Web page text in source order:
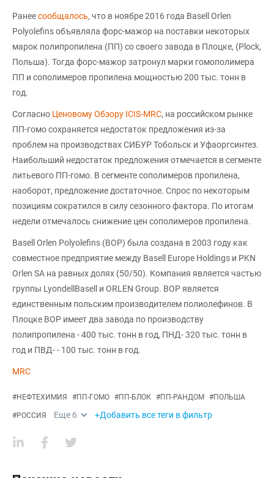
Ранеесообщалось, что в ноябре 2016 года Basell Orlen
Polyolefins объявляла форс-мажор на поставки некоторых
марок полипропилена (ПП) со своего завода в Плоцке, (Plock,
Польша). Тогда форс-мажор затронул марки гомополимера
ПП и сополимеров пропилена мощностью 200 тыс. тонн в
год.
Согласно Ценовому Обзору ICIS-MRC, на российском рынке
ПП-гомо сохраняется недостаток предложения из-за
проблем на производствах СИБУР Тобольск и Уфаоргсинтез.
Наибольший недостаток предложения отмечается в сегменте
литьевого ПП-гомо. В сегменте сополимеров пропилена,
наоборот, предложение достаточное. Спрос по некоторым
позициям сократился в силу сезонного фактора. По итогам
недели отмечалось снижение цен сополимеров пропилена.
Basell Orlen Polyolefins (BOP) была создана в 2003 году как
совместное предприятие между Basell Europe Holdings и PKN
Orlen SA на равных долях (50/50). Компания является частью
группы LyondellBasell и ORLEN Group. BOP является
единственным польским производителем полиолефинов. В
Плоцке ВОР имеет два завода по производству
полипропилена - 400 тыс. тонн в год, ПНД- 320 тыс. тонн в
год и ПВД- - 100 тыс. тонн в год.
MRC
#НЕФТЕХИМИЯ #ПП-ГОМО #ПП-БЛОК #ПП-РАНДОМ #ПОЛЬША
#РОССИЯ Еще 6 +Добавить все теги в фильтр